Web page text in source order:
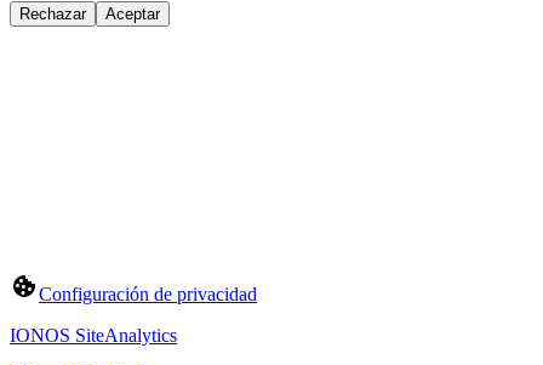
Rechazar Aceptar
Configuración de privacidad
IONOS SiteAnalytics